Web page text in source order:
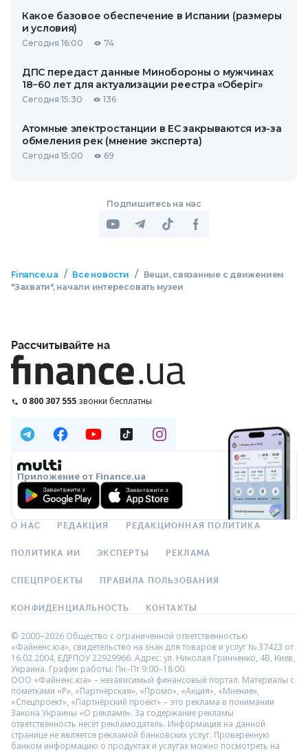
Какое базовое обеспечение в Испании (размеры
и условия)
Сегодня 16:00 74
ДПС передаст данные Минобороны о мужчинах
18−60 лет для актуализации реестра «Оберіг»
Сегодня 15:30 136
Атомные электростанции в ЕС закрываются из-за
обмеления рек (мнение эксперта)
Сегодня 15:00 69
Подпишитесь на нас
Finance.ua / Все новости /
Вещи, связанные с движением
"Захвати", начали интересовать музеи
Рассчитывайте на
0 800 307 555 звонки бесплатны
Приложение от Finance.ua
О НАС РЕДАКЦИЯ РЕДАКЦИОННАЯ ПОЛИТИКА
ПОЛИТИКА ИИ ЭКСПЕРТЫ РЕКЛАМА
СПЕЦПРОЕКТЫ ПРАВИЛА ПОЛЬЗОВАНИЯ
КОНФИДЕНЦИАЛЬНОСТЬ КОНТАКТЫ
© 2000–2026 Общество с ограниченной ответственностью
«Файненс.юа», свидетельство на знак для товаров и услуг № 37423 от
16.02.2004, ЕДРПОУ 22929966. Адрес: ул. Николая Гринченко, 4В, Киев,
Украина. График работы: Пн–Пт 9:00–18:00.
ООО «Файненс.юа» – независимый финансовый портал. Материалы с
пометками «Р», «Партнёрская», «Промо», «Акция», «Мнение»,
«Спецпроект», «Партнёрский проект» – это реклама в понимании
Закона Украины «О рекламе». За содержание рекламы
ответственность несёт рекламодатель. Информация на данной
странице не является рекламой банковских услуг. Проверенную
банком информацию о продуктах и услугах можно посмотреть на